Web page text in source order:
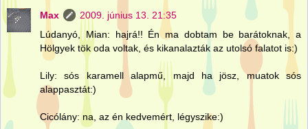
Max
2009. június 13. 21:35
Lúdanyó, Mian: hajrá!! Én ma dobtam be barátoknak, a
Hölgyek tök oda voltak, és kikanalazták az utolsó falatot is:)
Lily: sós karamell alapmű, majd ha jösz, muatok sós
alappasztát:)
Cicólány: na, az én kedvemért, légyszike:)